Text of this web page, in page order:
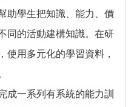
助學生把知識、能力、價
同的活動建構知識。在研
使用多元化的學習資料，
成一系列有系統的能力訓